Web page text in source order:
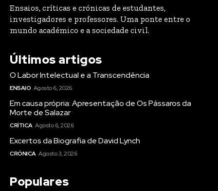
Ensaios, críticas e crónicas de estudantes,
investigadores e professores. Uma ponte entre o
mundo académico e a sociedade civil.
Últimos artigos
O Labor Intelectual e a Transcendência
ENSAIO Agosto 6, 2026
Em causa própria: Apresentação de Os Pássaros da
Morte de Salazar
CRÍTICA Agosto 6, 2026
Excertos da Biografia de David Lynch
CRÓNICA Agosto 3, 2026
Populares